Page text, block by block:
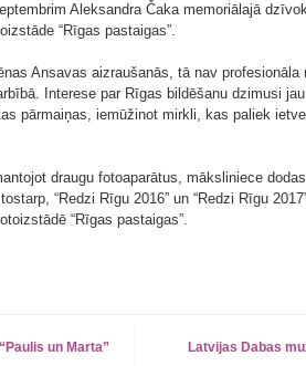
Aleksandra Čaka memoriālajā
“Rīgas pastaigas”.
Ansavas aizraušanās, tā nav profesionāla
Interese par Rīgas bildēšanu dzimusi
pārmaiņas, iemūžinot mirkli, kas paliek
draugu fotoaparātus, māksliniece
“Redzi Rīgu 2016” un “Redzi Rīgu
“Rīgas pastaigas”.
un Marta”
Latvijas Dabas